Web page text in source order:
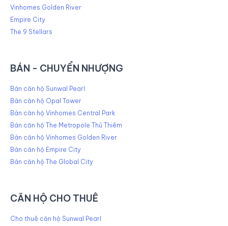
Vinhomes Golden River
Empire City
The 9 Stellars
BÁN - CHUYỂN NHƯỢNG
Bán căn hộ Sunwal Pearl
Bán căn hộ Opal Tower
Bán căn hộ Vinhomes Central Park
Bán căn hộ The Metropole Thủ Thiêm
Bán căn hộ Vinhomes Golden River
Bán căn hộ Empire City
Bán căn hộ The Global City
CĂN HỘ CHO THUÊ
Cho thuê căn hộ Sunwal Pearl